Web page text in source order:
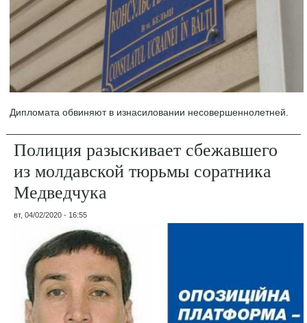
Дипломата обвиняют в изнасиловании несовершеннолетней.
Полиция разыскивает сбежавшего
из молдавской тюрьмы соратника
Медведчука
вт, 04/02/2020 - 16:55